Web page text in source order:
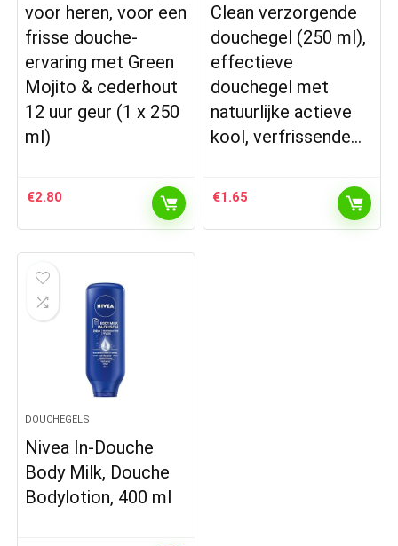
voor heren, voor een
frisse douche-
ervaring met Green
Mojito & cederhout
12 uur geur (1 x 250
ml)
€2.80
Clean verzorgende
douchegel (250 ml),
effectieve
douchegel met
natuurlijke actieve
kool, verfrissende…
€1.65
DOUCHEGELS
Nivea In-Douche
Body Milk, Douche
Bodylotion, 400 ml